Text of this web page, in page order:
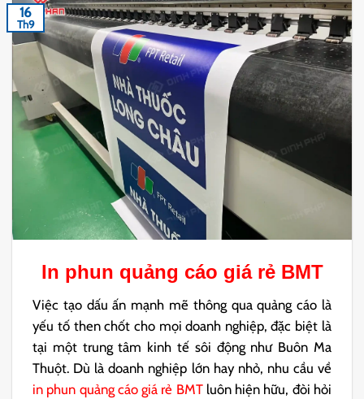
16
Th9
In phun quảng cáo giá rẻ BMT
Việc tạo dấu ấn mạnh mẽ thông qua quảng cáo là
yếu tố then chốt cho mọi doanh nghiệp, đặc biệt là
tại một trung tâm kinh tế sôi động như Buôn Ma
Thuột. Dù là doanh nghiệp lớn hay nhỏ, nhu cầu về
in phun quảng cáo giá rẻ BMTluôn hiện hữu, đòi hỏi